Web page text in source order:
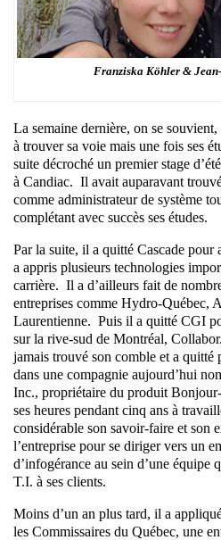
Franziska Köhler &
La semaine dernière, on se
à trouver sa voie mais une fois ses
suite décroché un premier stage
à Candiac. Il avait auparavant
comme administrateur de système
complétant avec succès ses études.
Par la suite, il a quitté Cascade
a appris plusieurs technologies
carrière. Il a d’ailleurs fait de
entreprises comme Hydro-Québec,
Laurentienne. Puis il a quitté CGI
sur la rive-sud de Montréal,
jamais trouvé son comble et a
dans une compagnie aujourd’hui
Inc., propriétaire du produit
ses heures pendant cinq ans à
considérable son savoir-faire et son
l’entreprise pour se diriger vers un
d’infogérance au sein d’une équipe
T.I. à ses clients.
Moins d’un an plus tard, il a
les Commissaires du Québec, une